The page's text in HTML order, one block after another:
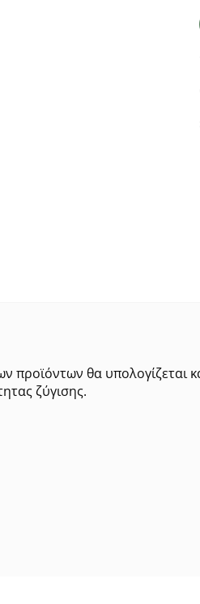
προϊόντων θα
ζύγισης.